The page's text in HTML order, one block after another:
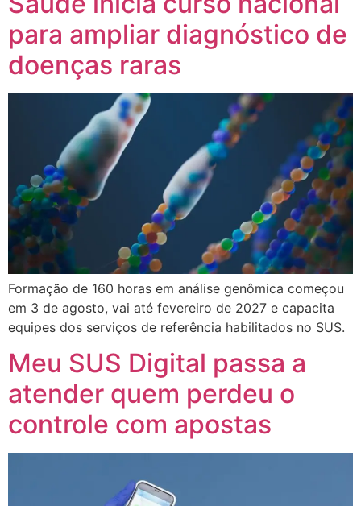
para ampliar diagnóstico de
doenças raras
Formação de 160 horas em análise genômica começou
em 3 de agosto, vai até fevereiro de 2027 e capacita
equipes dos serviços de referência habilitados no SUS.
Meu SUS Digital passa a
atender quem perdeu o
controle com apostas